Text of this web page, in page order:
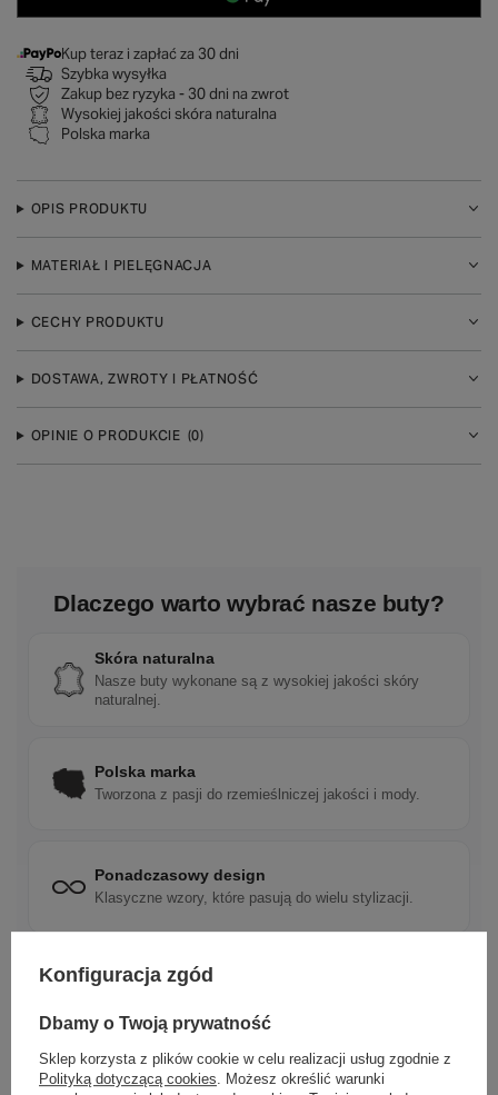
Kup teraz i zapłać za 30 dni
Szybka wysyłka
Zakup bez ryzyka - 30 dni na zwrot
Wysokiej jakości skóra naturalna
Polska marka
OPIS PRODUKTU
MATERIAŁ I PIELĘGNACJA
CECHY PRODUKTU
DOSTAWA, ZWROTY I PŁATNOŚĆ
OPINIE O PRODUKCIE (0)
Dlaczego warto wybrać nasze buty?
Skóra naturalna
Nasze buty wykonane są z wysokiej jakości skóry
naturalnej.
Polska marka
Tworzona z pasji do rzemieślniczej jakości i mody.
Ponadczasowy design
Klasyczne wzory, które pasują do wielu stylizacji.
Szybka wysyłka
Konfiguracja zgód
Dbamy o Twoją prywatność
Sklep korzysta z plików cookie w celu realizacji usług zgodnie z
Polityką dotyczącą cookies . Możesz określić warunki